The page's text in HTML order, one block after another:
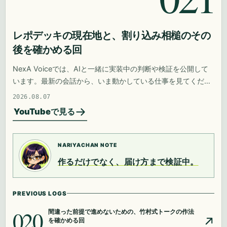
レポデッキの現在地と、割り込み相槌のその
後を確かめる回
NexA Voiceでは、AIと一緒に実装中の判断や検証を公開して
います。最新の会話から、いま動かしている仕事を見てくださ
い。
2026.08.07
YouTubeで見る
NARIYACHAN NOTE
作るだけでなく、届け方まで検証中。
PREVIOUS LOGS
020
間違った前提で進めないための、竹村式トークの作法
を確かめる回